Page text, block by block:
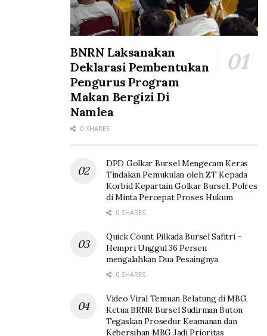
BNRN Laksanakan
Deklarasi Pembentukan
Pengurus Program
Makan Bergizi Di
Namlea
0 SHARES
DPD Golkar Bursel Mengecam Keras
Tindakan Pemukulan oleh ZT Kepada
Korbid Kepartain Golkar Bursel, Polres
di Minta Percepat Proses Hukum
0 SHARES
Quick Count Pilkada Bursel Safitri –
Hempri Unggul 36 Persen
mengalahkan Dua Pesaingnya
0 SHARES
Video Viral Temuan Belatung di MBG,
Ketua BRNR Bursel Sudirman Buton
Tegaskan Prosedur Keamanan dan
Kebersihan MBG Jadi Prioritas